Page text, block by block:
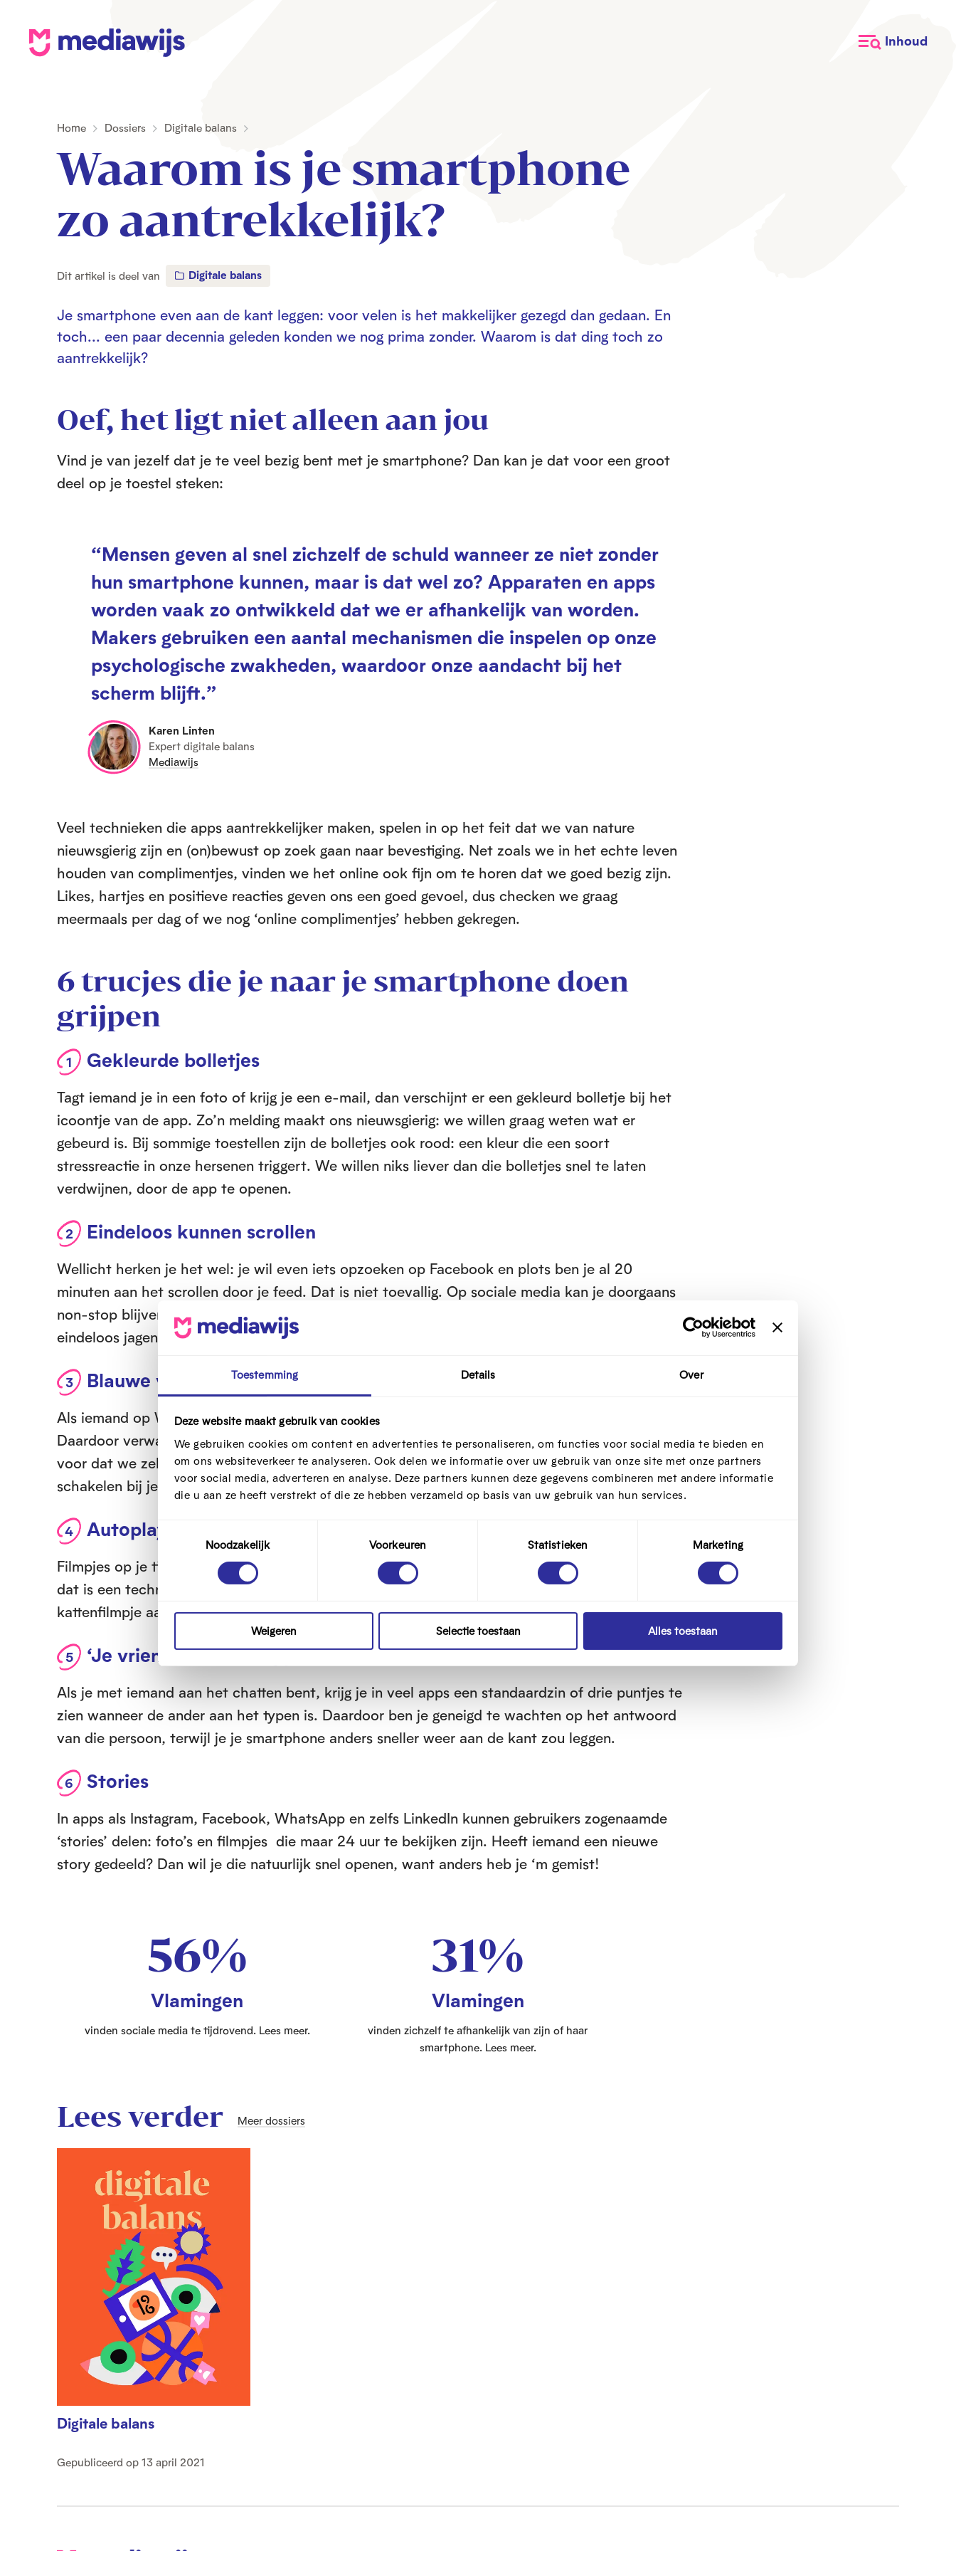
Toestemming Details Over
Deze website maakt gebruik van cookies
We gebruiken cookies om content en advertenties te personaliseren, om functies voor social media te bieden en
om ons websiteverkeer te analyseren. Ook delen we informatie over uw gebruik van onze site met onze partners
voor social media, adverteren en analyse. Deze partners kunnen deze gegevens combineren met andere informatie
die u aan ze heeft verstrekt of die ze hebben verzameld op basis van uw gebruik van hun services.
T
e
t
e
i
g
s
s
t
i
Noodzakelijk Voorkeuren Statistieken Marketing
Weigeren Selectie toestaan Alles toestaan
M
a
s
Inhoud
Home Dossiers Digitale balans
Waarom is je smartphone
zo aantrekkelijk?
Dit artikel is deel van Digitale balans
Je smartphone even aan de kant leggen: voor velen is het makkelijker gezegd dan gedaan. En
toch... een paar decennia geleden konden we nog prima zonder. Waarom is dat ding toch zo
aantrekkelijk?
Oef, het ligt niet alleen aan jou
Vind je van jezelf dat je te veel bezig bent met je smartphone? Dan kan je dat voor een groot
deel op je toestel steken:
“Mensen geven al snel zichzelf de schuld wanneer ze niet zonder
hun smartphone kunnen, maar is dat wel zo? Apparaten en apps
worden vaak zo ontwikkeld dat we er afhankelijk van worden.
Makers gebruiken een aantal mechanismen die inspelen op onze
psychologische zwakheden, waardoor onze aandacht bij het
scherm blijft.”
Karen Linten
Expert digitale balans
Mediawijs
Veel technieken die apps aantrekkelijker maken, spelen in op het feit dat we van nature
nieuwsgierig zijn en (on)bewust op zoek gaan naar bevestiging. Net zoals we in het echte leven
houden van complimentjes, vinden we het online ook fijn om te horen dat we goed bezig zijn.
Likes, hartjes en positieve reacties geven ons een goed gevoel, dus checken we graag
meermaals per dag of we nog ‘online complimentjes’ hebben gekregen.
6 trucjes die je naar je smartphone doen
grijpen
Gekleurde bolletjes
Tagt iemand je in een foto of krijg je een e-mail, dan verschijnt er een gekleurd bolletje bij het
icoontje van de app. Zo’n melding maakt ons nieuwsgierig: we willen graag weten wat er
gebeurd is. Bij sommige toestellen zijn de bolletjes ook rood: een kleur die een soort
stressreactie in onze hersenen triggert. We willen niks liever dan die bolletjes snel te laten
verdwijnen, door de app te openen.
Eindeloos kunnen scrollen
Wellicht herken je het wel: je wil even iets opzoeken op Facebook en plots ben je al 20
minuten aan het scrollen door je feed. Dat is niet toevallig. Op sociale media kan je doorgaans
non-stop blijven scrollen, in de hoop dat je iets interessants tegenkomt. Je kan als het ware
eindeloos jagen naar informatie, en dat doen we als nieuwsgierige beestjes maar al te graag.
Blauwe vinkjes
Als iemand op WhatsApp je berichtje gelezen heeft, krijg je twee blauwe vinkjes te zien.
Daardoor verwachten we niet alleen dat anderen zo snel mogelijk reageren, het zorgt er ook
voor dat we zelf sneller een berichtje terugsturen. Je kan dit voorkomen door de vinkjes uit te
schakelen bij je instellingen.
Autoplay
Filmpjes op je tijdlijn beginnen vaak vanzelf te spelen, zonder dat je eerst op ‘play’ klikt. Ook
dat is een techniek om je aandacht vast te houden. Voor je het weet ben je al naar je vijfde
kattenfilmpje aan het kijken! Gelukkig kan je dit eveneens uitzetten bij je instellingen.
‘Je vriend is aan het typen …’
Als je met iemand aan het chatten bent, krijg je in veel apps een standaardzin of drie puntjes te
zien wanneer de ander aan het typen is. Daardoor ben je geneigd te wachten op het antwoord
van die persoon, terwijl je je smartphone anders sneller weer aan de kant zou leggen.
Stories
In apps als Instagram, Facebook, WhatsApp en zelfs LinkedIn kunnen gebruikers zogenaamde
‘stories’ delen: foto’s en filmpjes die maar 24 uur te bekijken zijn. Heeft iemand een nieuwe
story gedeeld? Dan wil je die natuurlijk snel openen, want anders heb je ‘m gemist!
56%
Vlamingen
vinden sociale media te tijdrovend. Lees meer.
31%
Vlamingen
vinden zichzelf te afhankelijk van zijn of haar
smartphone. Lees meer.
Lees verder Meer dossiers
Digitale balans
Gepubliceerd op 13 april 2021